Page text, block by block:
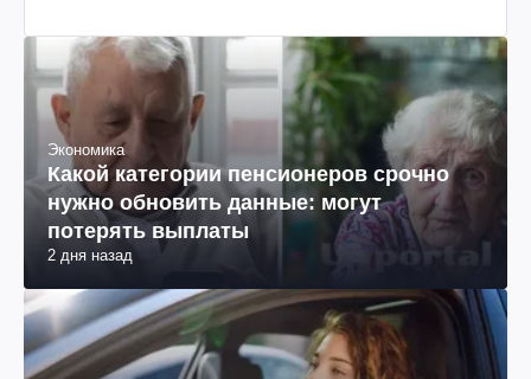
Экономика
Какой категории пенсионеров срочно
нужно обновить данные: могут
потерять выплаты
2 дня назад